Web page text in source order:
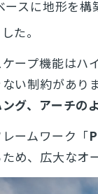
ースに地形を構
た。
ープ機能はハ
い制約があり
グ、アーチの
ームワーク「
め、広大なオ